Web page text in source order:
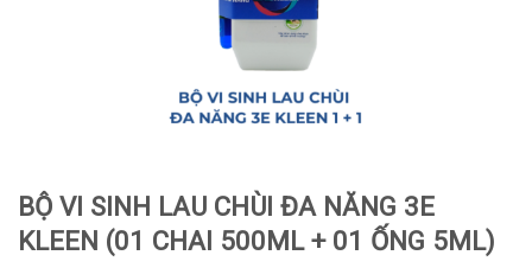
BỘ VI SINH LAU CHÙI ĐA NĂNG 3E
KLEEN (01 CHAI 500ML + 01 ỐNG 5ML)